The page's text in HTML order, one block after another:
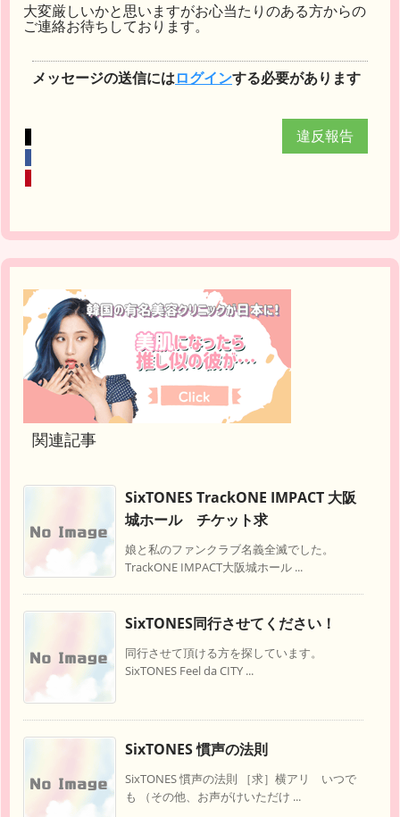
大変厳しいかと思いますがお心当たりのある方からの
ご連絡お待ちしております。
メッセージの送信にはログインする必要があります
違反報告
関連記事
SixTONES TrackONE IMPACT 大阪
城ホール チケット求
娘と私のファンクラブ名義全滅でした。
TrackONE IMPACT大阪城ホール ...
SixTONES同行させてください！
同行させて頂ける方を探しています。
SixTONES Feel da CITY ...
SixTONES 慣声の法則
SixTONES 慣声の法則 ［求］横アリ いつで
も （その他、お声がけいただけ ...